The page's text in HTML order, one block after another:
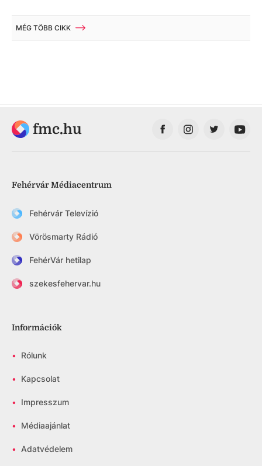
MÉG TÖBB CIKK
fmc.hu
Fehérvár Médiacentrum
Fehérvár Televízió
Vörösmarty Rádió
FehérVár hetilap
szekesfehervar.hu
Információk
• Rólunk
• Kapcsolat
• Impresszum
• Médiaajánlat
• Adatvédelem